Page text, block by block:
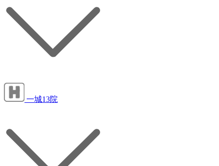
一城13院